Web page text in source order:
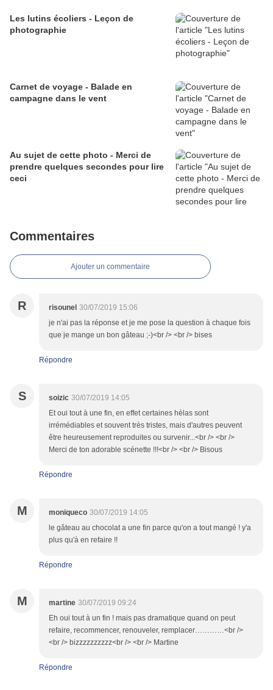
Les lutins écoliers - Leçon de
photographie
Carnet de voyage - Balade en
campagne dans le vent
Au sujet de cette photo - Merci de
prendre quelques secondes pour lire
ceci
Commentaires
Ajouter un commentaire
R risounel 30/07/2019 15:06
je n'ai pas la réponse et je me pose la question à chaque fois
que je mange un bon gâteau ;-)<br /> <br /> bises
Répondre
S soizic 30/07/2019 14:05
Et oui tout à une fin, en effet certaines hélas sont
irrémédiables et souvent très tristes, mais d'autres peuvent
être heureusement reproduites ou survenir...<br /> <br />
Merci de ton adorable scénette !!!<br /> <br /> Bisous
Répondre
M moniqueco 30/07/2019 14:05
le gâteau au chocolat a une fin parce qu'on a tout mangé ! y'a
plus qu'à en refaire !!
Répondre
M martine 30/07/2019 09:24
Eh oui tout à un fin ! mais pas dramatique quand on peut
refaire, recommencer, renouveler, remplacer…………<br />
<br /> bizzzzzzzzzz<br /> <br /> Martine
Répondre